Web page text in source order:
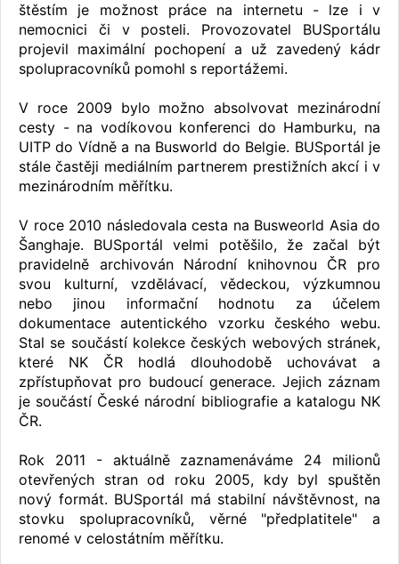
štěstím je možnost práce na internetu - lze i v
nemocnici či v posteli. Provozovatel BUSportálu
projevil maximální pochopení a už zavedený kádr
spolupracovníků pomohl s reportážemi.
V roce 2009 bylo možno absolvovat mezinárodní
cesty - na vodíkovou konferenci do Hamburku, na
UITP do Vídně a na Busworld do Belgie. BUSportál je
stále častěji mediálním partnerem prestižních akcí i v
mezinárodním měřítku.
V roce 2010 následovala cesta na Busweorld Asia do
Šanghaje. BUSportál velmi potěšilo, že začal být
pravidelně archivován Národní knihovnou ČR pro
svou kulturní, vzdělávací, vědeckou, výzkumnou
nebo jinou informační hodnotu za účelem
dokumentace autentického vzorku českého webu.
Stal se součástí kolekce českých webových stránek,
které NK ČR hodlá dlouhodobě uchovávat a
zpřístupňovat pro budoucí generace. Jejich záznam
je součástí České národní bibliografie a katalogu NK
ČR.
Rok 2011 - aktuálně zaznamenáváme 24 milionů
otevřených stran od roku 2005, kdy byl spuštěn
nový formát. BUSportál má stabilní návštěvnost, na
stovku spolupracovníků, věrné "předplatitele" a
renomé v celostátním měřítku.